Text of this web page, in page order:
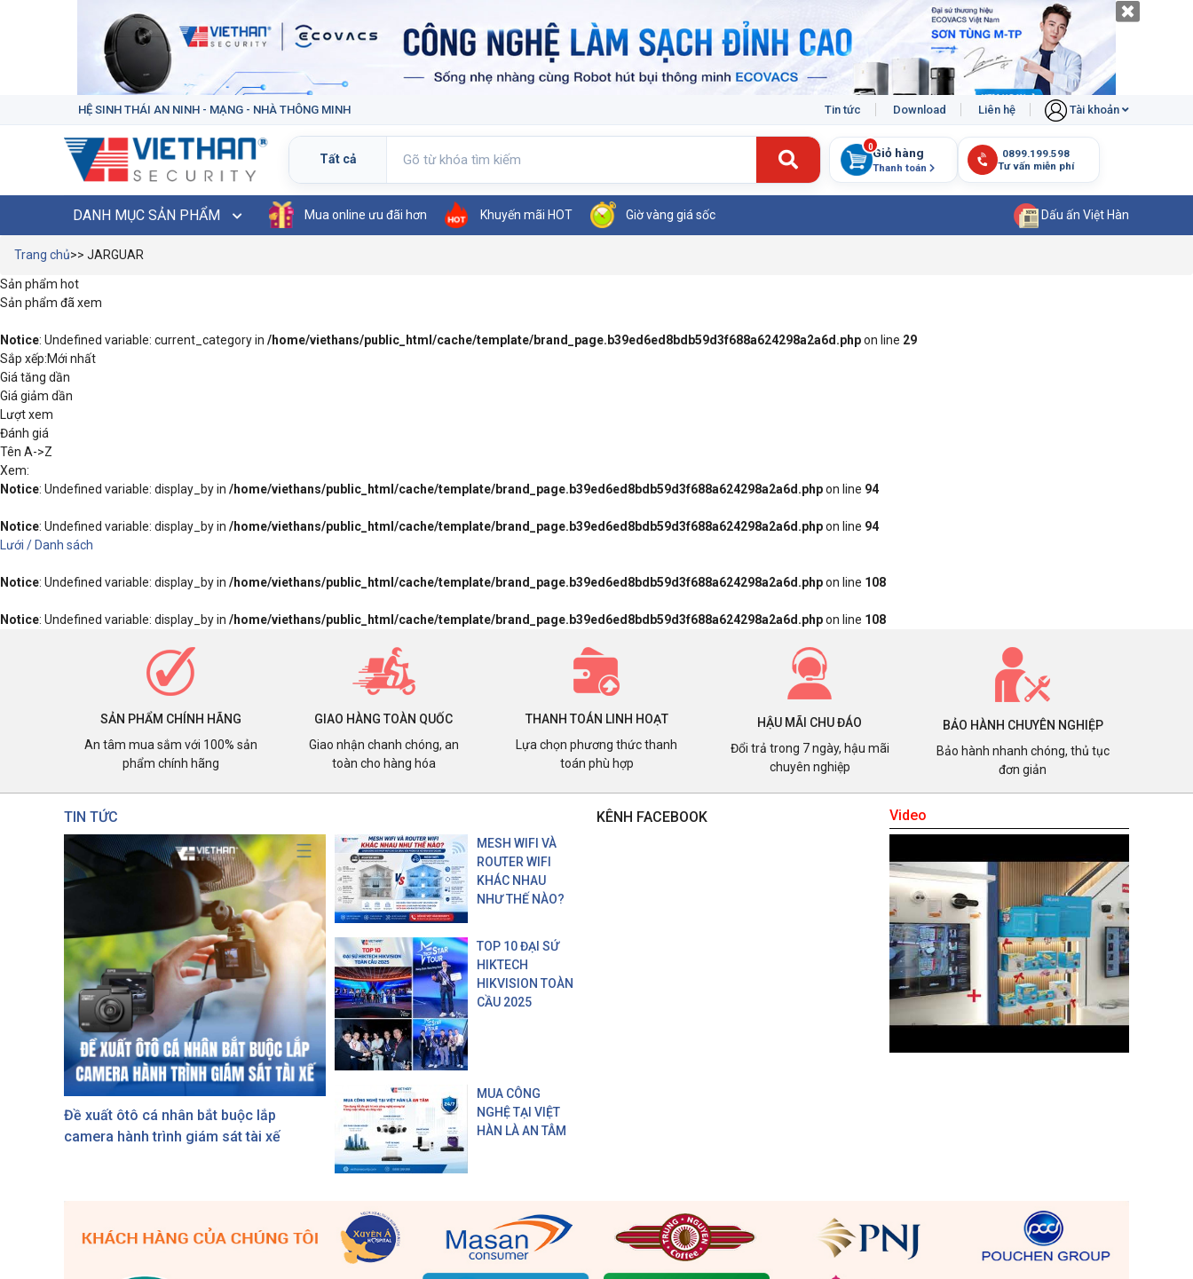
HỆ SINH THÁI AN NINH - MẠNG - NHÀ THÔNG MINH Tin tức Download Liên hệ Tài khoản
Giỏ hàng
Thanh toán
0
DANH MỤC SẢN PHẨM Mua online ưu đãi hơn Khuyến mãi HOT Giờ vàng giá sốc Dấu ấn Việt Hàn
Trang chủ>> JARGUAR
Sản phẩm hot
Sản phẩm đã xem
Notice: Undefined variable: current_category in /home/viethans/public_html/cache/template/brand_page.b39ed6ed8bdb59d3f688a624298a2a6d.phpon line 29
Sắp xếp:Mới nhất
Giá tăng dần
Giá giảm dần
Lượt xem
Đánh giá
Tên A->Z
Xem:
Notice: Undefined variable: display_by in /home/viethans/public_html/cache/template/brand_page.b39ed6ed8bdb59d3f688a624298a2a6d.phpon line 94
Notice: Undefined variable: display_by in /home/viethans/public_html/cache/template/brand_page.b39ed6ed8bdb59d3f688a624298a2a6d.phpon line 94
Lưới / Danh sách
Notice: Undefined variable: display_by in /home/viethans/public_html/cache/template/brand_page.b39ed6ed8bdb59d3f688a624298a2a6d.phpon line 108
Notice: Undefined variable: display_by in /home/viethans/public_html/cache/template/brand_page.b39ed6ed8bdb59d3f688a624298a2a6d.phpon line 108
SẢN PHẨM CHÍNH HÃNG
An tâm mua sắm với 100% sản
phẩm chính hãng
GIAO HÀNG TOÀN QUỐC
Giao nhận chanh chóng, an
toàn cho hàng hóa
THANH TOÁN LINH HOẠT
Lựa chọn phương thức thanh
toán phù hợp
HẬU MÃI CHU ĐÁO
Đổi trả trong 7 ngày, hậu mãi
chuyên nghiệp
BẢO HÀNH CHUYÊN NGHIỆP
Bảo hành nhanh chóng, thủ tục
đơn giản
TIN TỨC
Đề xuất ôtô cá nhân bắt buộc lắp
camera hành trình giám sát tài xế
MESH WIFI VÀ
ROUTER WIFI
KHÁC NHAU
NHƯ THẾ NÀO?
TOP 10 ĐẠI SỨ
HIKTECH
HIKVISION TOÀN
CẦU 2025
MUA CÔNG
NGHỆ TẠI VIỆT
HÀN LÀ AN TÂM
KÊNH FACEBOOK Video